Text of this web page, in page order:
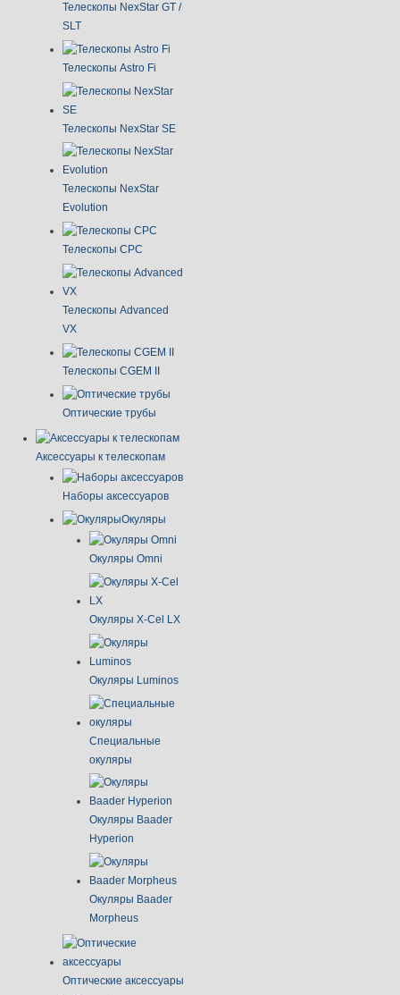
Телескопы NexStar GT /
SLT
Телескопы Astro Fi
Телескопы NexStar SE
Телескопы NexStar
Evolution
Телескопы CPC
Телескопы Advanced
VX
Телескопы CGEM II
Оптические трубы
Аксессуары к телескопам
Наборы аксессуаров
Окуляры
Окуляры Omni
Окуляры X-Сel LX
Окуляры Luminos
Специальные
окуляры
Окуляры Baader
Hyperion
Окуляры Baader
Morpheus
Оптические аксессуары